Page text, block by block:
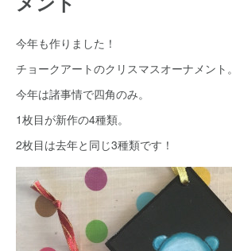
今年も作りました！
チョークアートのクリスマスオーナメント。
今年は諸事情で四角のみ。
1枚目が新作の4種類。
2枚目は去年と同じ3種類です！